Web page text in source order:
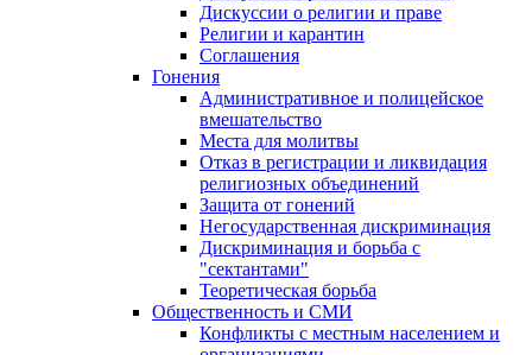
Дискуссии о религии и праве
Религии и карантин
Соглашения
Гонения
Административное и полицейское
вмешательство
Места для молитвы
Отказ в регистрации и ликвидация
религиозных объединений
Защита от гонений
Негосударственная дискриминация
Дискриминация и борьба с
"сектантами"
Теоретическая борьба
Общественность и СМИ
Конфликты с местным населением и